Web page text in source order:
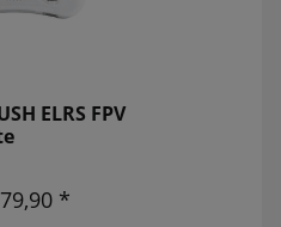
ELRS FPV
*